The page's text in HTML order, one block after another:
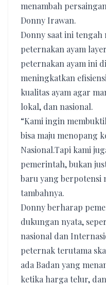
menambah
Donny Irawan.
Donny saat ini tengah
peternakan ayam
peternakan ayam ini
meningkatkan
kualitas ayam agar
lokal, dan nasional.
“Kami ingin
bisa maju menopang
Nasional.Tapi kami
pemerintah, bukan
baru yang berpotensi
tambahnya.
Donny berharap
dukungan nyata,
nasional dan
peternak terutama
ada Badan yang
ketika harga telur,